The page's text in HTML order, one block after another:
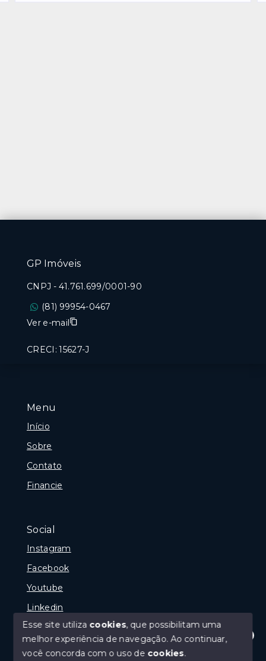
Olá! Estamos disponíveis para te ajudar.
Menu
Início
Sobre
Contato
Financie
Social
Instagram
Facebook
Youtube
Linkedin
© Copyright 2026 - GP Imóveis - Todos os direitos
GP Imóveis
CNPJ - 41.761.699/0001-90
(81) 99954-0467
Ver e-mail
CRECI: 15627-J
Esse site utiliza cookies, que possibilitam uma
melhor experiência de navegação.Ao continuar,
você concorda com o uso de cookies.